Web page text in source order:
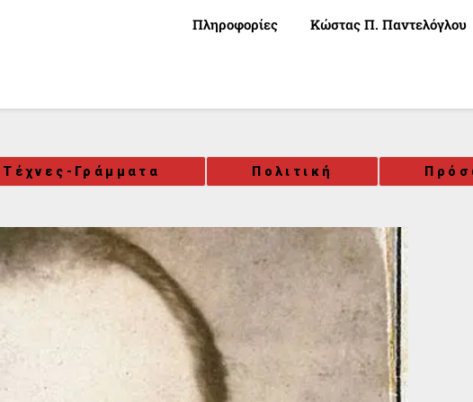
Πληροφορίες Κώστας Π. Παντελόγλου
Γράμματα Πολιτική